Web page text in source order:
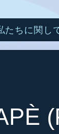
たちに関し